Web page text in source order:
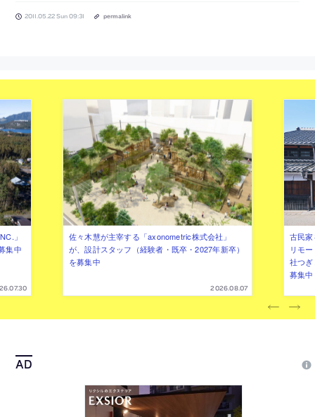
2011.05.22 Sun 09:31 permalink
」
集中
佐々木慧が主宰する「axonometric株式会社」
が、設計スタッフ（経験者・既卒・2027年新卒）
を募集中
2026.08.07
古民
リモ
社つ
募集中